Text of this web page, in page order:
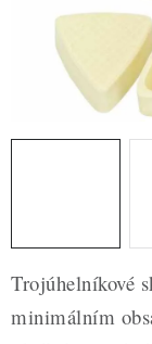
PROFI BALENÍ
NOVÉ ZBOŽÍ
Hodnocení obchodu
Podmínky ochrany
Trojúhelníkové
minimálním